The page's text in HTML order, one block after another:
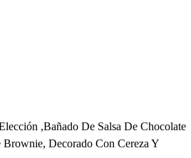
,Bañado De Salsa De Chocolate
Decorado Con Cereza Y